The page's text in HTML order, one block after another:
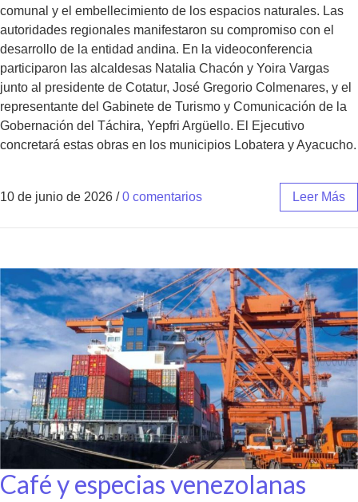
comunal y el embellecimiento de los espacios naturales. Las
autoridades regionales manifestaron su compromiso con el
desarrollo de la entidad andina. En la videoconferencia
participaron las alcaldesas Natalia Chacón y Yoira Vargas
junto al presidente de Cotatur, José Gregorio Colmenares, y el
representante del Gabinete de Turismo y Comunicación de la
Gobernación del Táchira, Yepfri Argüello. El Ejecutivo
concretará estas obras en los municipios Lobatera y Ayacucho.
10 de junio de 2026 / 0 comentarios Leer Más
Café y especias venezolanas